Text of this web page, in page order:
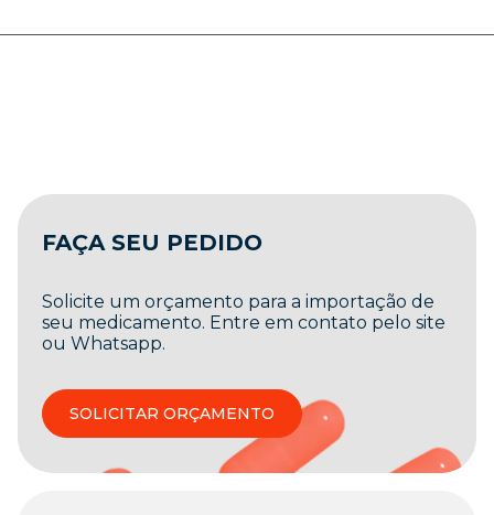
FAÇA SEU PEDIDO
Solicite um orçamento para a importação de
seu medicamento. Entre em contato pelo site
ou Whatsapp.
SOLICITAR ORÇAMENTO